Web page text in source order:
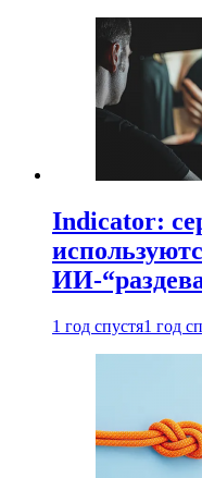
Indicator:
ИИ-
1 год спустя1 год